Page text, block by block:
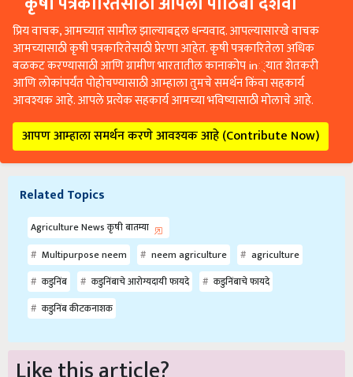
प्रिय वाचक, आमच्यात सामील झाल्याबद्दल धन्यवाद. आपल्यासारखे वाचक
आमच्यासाठी कृषी पत्रकारितेसाठी प्रेरणा आहेत. कृषी पत्रकारितेला अधिक
बळकट करण्यासाठी आणि ग्रामीण भारतातील कानाकोप in्यात शेतकरी
आणि लोकांपर्यंत पोहोचण्यासाठी आम्हाला तुमचे समर्थन किंवा सहकार्य
आवश्यक आहे. आपले प्रत्येक सहकार्य आमच्या भविष्यासाठी मोलाचे आहे.
आपण आम्हाला समर्थन करणे आवश्यक आहे (Contribute Now)
Related Topics
Agriculture News कृषी बातम्या
Multipurpose neem
neem agriculture
agriculture
कडुनिंब
कडुनिंबाचे आरोग्यदायी फायदे
कडुनिंबाचे फायदे
कडुनिंब कीटकनाशक